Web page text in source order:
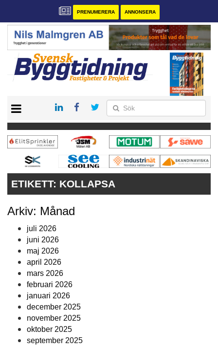
PRENUMERERA ANNONSERA
PRENUMERERA
VÅRA ANDRA MAGASIN
ANNONSERA
ETIKETT: KOLLAPSA
Arkiv: Månad
juli 2026
juni 2026
maj 2026
april 2026
mars 2026
februari 2026
januari 2026
december 2025
november 2025
oktober 2025
september 2025